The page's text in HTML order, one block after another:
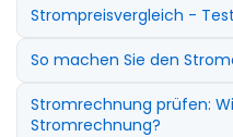
Strompreisvergleich -
So machen Sie den
Stromrechnung prüfen:
Stromrechnung?